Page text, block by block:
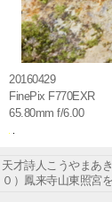
20160429
FinePix F770EXR
65.80mm f/6.00
天才詩人こうやまあ
０）鳳来寺山東照宮